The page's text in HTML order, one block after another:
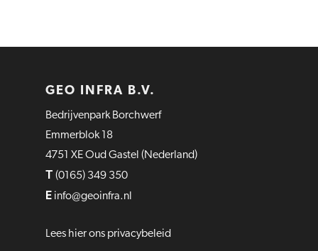
GEO INFRA B.V.
Bedrijvenpark Borchwerf
Emmerblok 18
4751 XE Oud Gastel (Nederland)
T (0165) 349 350
E info@geoinfra.nl
Lees hier ons privacybeleid